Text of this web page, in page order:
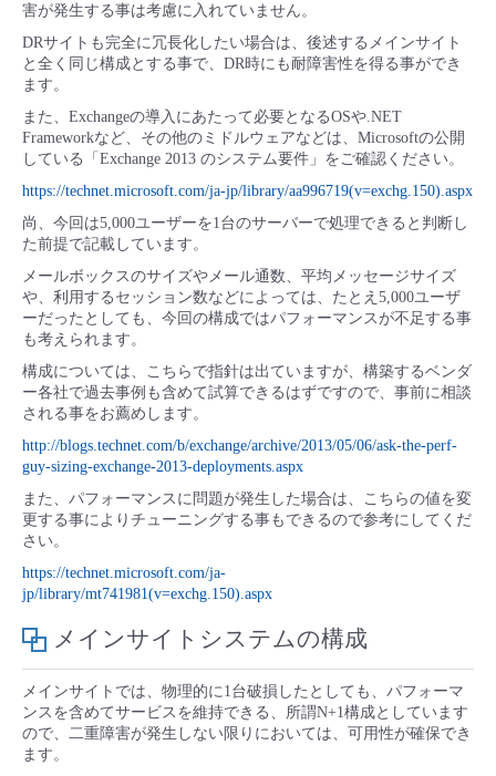
サポート
管理機能
モニタリング/監査
サポート
すべてのメニューを見る
ネットワーク
IoT
サポート
すべてのメニューを見る
■ セットアップガイド
- 新規お申し込み方法
- 初期設定・確認
- ユーザー機能の管理
- 登録情報の管理
- APIリファレンス
■ 基本構築ガイド
- クラウド / サーバー
- Flexible InterConnect
- Flexible Remote Access
- vUTM2
- セキュリティ・監査
- データと分析
- IoT
- マルチクラウド利用
- リモートワーク
- ITインフラストラクチャー
- その他
サービス稼働状況
故障/メンテナンス履歴
定期メンテナンス
販売パートナー向けプログラム
協業パートナー
トレーニング/操作動画
脱炭素化
害が発生する事は考慮に入れていません。
DRサイトも完全に冗長化したい場合は、後述するメインサイト
と全く同じ構成とする事で、DR時にも耐障害性を得る事ができ
ます。
また、Exchangeの導入にあたって必要となるOSや.NET
Frameworkなど、その他のミドルウェアなどは、Microsoftの公開
している「Exchange 2013 のシステム要件」をご確認ください。
https://technet.microsoft.com/ja-jp/library/aa996719(v=exchg.150).aspx
尚、今回は5,000ユーザーを1台のサーバーで処理できると判断し
た前提で記載しています。
メールボックスのサイズやメール通数、平均メッセージサイズ
や、利用するセッション数などによっては、たとえ5,000ユーザ
ーだったとしても、今回の構成ではパフォーマンスが不足する事
も考えられます。
構成については、こちらで指針は出ていますが、構築するベンダ
ー各社で過去事例も含めて試算できるはずですので、事前に相談
される事をお薦めします。
http://blogs.technet.com/b/exchange/archive/2013/05/06/ask-the-perf-
guy-sizing-exchange-2013-deployments.aspx
また、パフォーマンスに問題が発生した場合は、こちらの値を変
更する事によりチューニングする事もできるので参考にしてくだ
さい。
https://technet.microsoft.com/ja-
jp/library/mt741981(v=exchg.150).aspx
メインサイトシステムの構成
メインサイトでは、物理的に1台破損したとしても、パフォーマ
ンスを含めてサービスを維持できる、所謂N+1構成としています
ので、二重障害が発生しない限りにおいては、可用性が確保でき
ます。